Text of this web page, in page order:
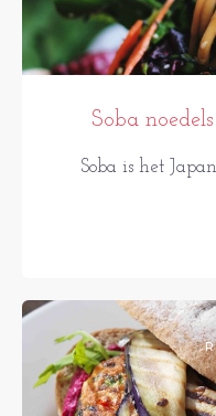
Soba
Soba is het